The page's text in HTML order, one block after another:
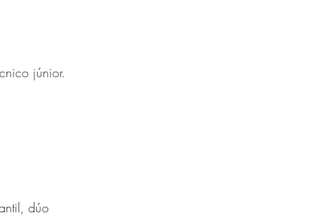
júnior.
dúo